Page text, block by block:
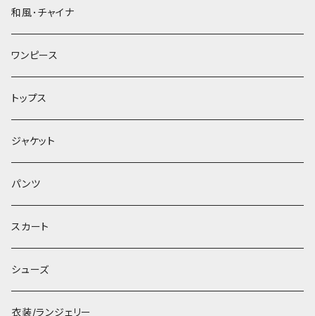
和風･チャイナ
ワンピース
トップス
ジャケット
パンツ
スカート
シューズ
衣装/ランジェリー